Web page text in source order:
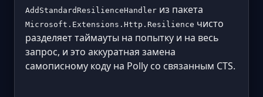
AddStandardResilienceHandler из пакета
Microsoft.Extensions.Http.Resilience чисто
разделяет таймауты на попытку и на весь
запрос, и это аккуратная замена
самописному коду на Polly со связанным CTS.